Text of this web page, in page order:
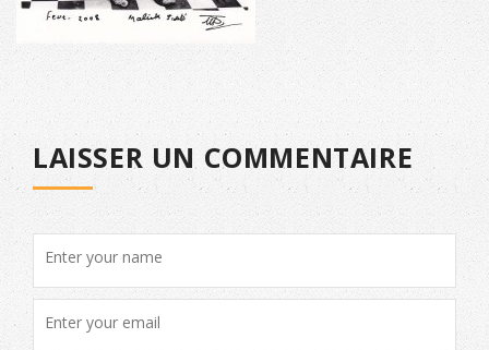
LAISSER UN COMMENTAIRE